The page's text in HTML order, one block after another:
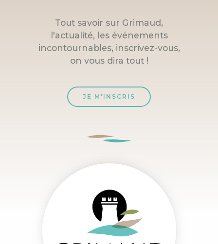
Tout savoir sur Grimaud,
l'actualité, les événements
incontournables, inscrivez-vous,
on vous dira tout !
JE M'INSCRIS